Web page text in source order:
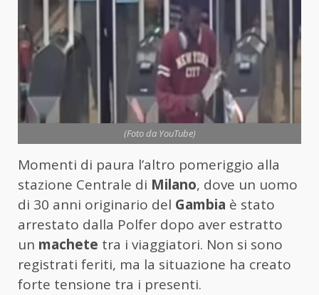
(Foto da YouTube)
Momenti di paura l’altro pomeriggio alla
stazione Centrale di Milano, dove un uomo
di 30 anni originario del Gambia è stato
arrestato dalla Polfer dopo aver estratto
un machete tra i viaggiatori. Non si sono
registrati feriti, ma la situazione ha creato
forte tensione tra i presenti.